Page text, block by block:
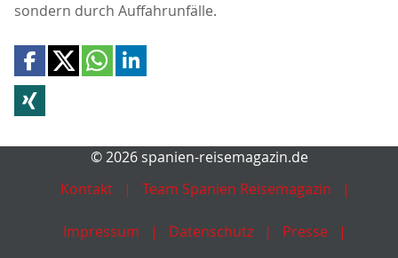
sondern durch Auffahrunfälle.
© 2026 spanien-reisemagazin.de
Kontakt
Team Spanien Reisemagazin
Impressum Datenschutz
Presse